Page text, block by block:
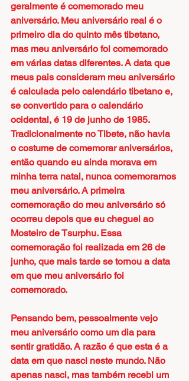
geralmente é comemorado meu
aniversário. Meu aniversário real é o
primeiro dia do quinto mês tibetano,
mas meu aniversário foi comemorado
em várias datas diferentes. A data que
meus pais consideram meu aniversário
é calculada pelo calendário tibetano e,
se convertido para o calendário
ocidental, é 19 de junho de 1985.
Tradicionalmente no Tibete, não havia
o costume de comemorar aniversários,
então quando eu ainda morava em
minha terra natal, nunca comemoramos
meu aniversário. A primeira
comemoração do meu aniversário só
ocorreu depois que eu cheguei ao
Mosteiro de Tsurphu. Essa
comemoração foi realizada em 26 de
junho, que mais tarde se tornou a data
em que meu aniversário foi
comemorado.
Pensando bem, pessoalmente vejo
meu aniversário como um dia para
sentir gratidão. A razão é que esta é a
data em que nasci neste mundo. Não
apenas nasci, mas também recebi um